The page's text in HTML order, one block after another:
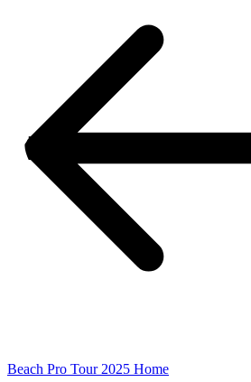
Beach Pro Tour 2025 Home